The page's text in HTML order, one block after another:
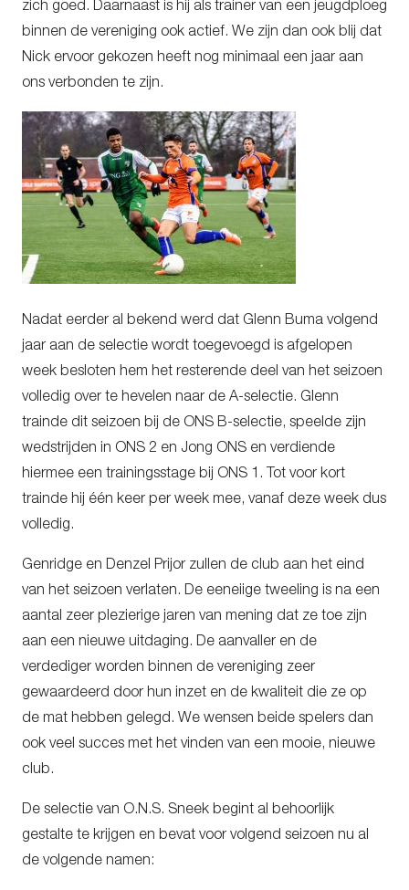
zich goed. Daarnaast is hij als trainer van een jeugdploeg
binnen de vereniging ook actief. We zijn dan ook blij dat
Nick ervoor gekozen heeft nog minimaal een jaar aan
ons verbonden te zijn.
Nadat eerder al bekend werd dat Glenn Buma volgend
jaar aan de selectie wordt toegevoegd is afgelopen
week besloten hem het resterende deel van het seizoen
volledig over te hevelen naar de A-selectie. Glenn
trainde dit seizoen bij de ONS B-selectie, speelde zijn
wedstrijden in ONS 2 en Jong ONS en verdiende
hiermee een trainingsstage bij ONS 1. Tot voor kort
trainde hij één keer per week mee, vanaf deze week dus
volledig.
Genridge en Denzel Prijor zullen de club aan het eind
van het seizoen verlaten. De eeneiige tweeling is na een
aantal zeer plezierige jaren van mening dat ze toe zijn
aan een nieuwe uitdaging. De aanvaller en de
verdediger worden binnen de vereniging zeer
gewaardeerd door hun inzet en de kwaliteit die ze op
de mat hebben gelegd. We wensen beide spelers dan
ook veel succes met het vinden van een mooie, nieuwe
club.
De selectie van O.N.S. Sneek begint al behoorlijk
gestalte te krijgen en bevat voor volgend seizoen nu al
de volgende namen: